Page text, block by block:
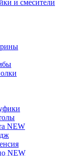
и смесители
NEW
NEW